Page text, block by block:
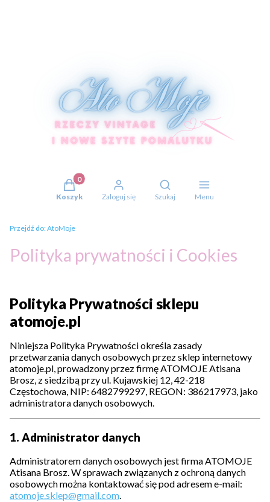
Produkty w koszyku: 0. Zobacz szczegóły
Koszyk Zaloguj się
Otwórz wyszukiwarkę
Szukaj Menu
Przejdź do:AtoMoje
Polityka prywatności i Cookies
Polityka Prywatności sklepu
atomoje.pl
Niniejsza Polityka Prywatności określa zasady
przetwarzania danych osobowych przez sklep internetowy
atomoje.pl, prowadzony przez firmę ATOMOJE Atisana
Brosz, z siedzibą przy ul. Kujawskiej 12, 42-218
Częstochowa, NIP: 6482799297, REGON: 386217973, jako
administratora danych osobowych.
1. Administrator danych
Administratorem danych osobowych jest firma ATOMOJE
Atisana Brosz. W sprawach związanych z ochroną danych
osobowych można kontaktować się pod adresem e-mail:
atomoje.sklep@gmail.com.